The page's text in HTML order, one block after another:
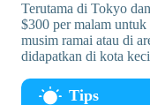
Terutama di Tokyo
$300 per malam untuk
musim ramai atau di
didapatkan di kota